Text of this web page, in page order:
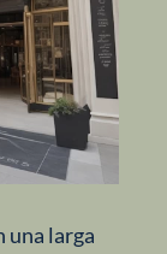
una larga